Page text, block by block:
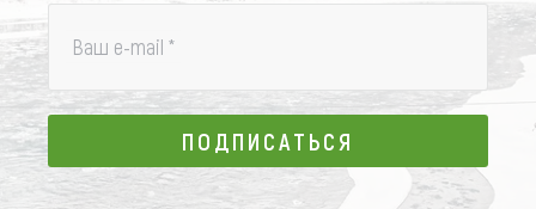
Ваш e-mail *
ПОДПИСАТЬСЯ
ПОДПИСАТЬСЯ